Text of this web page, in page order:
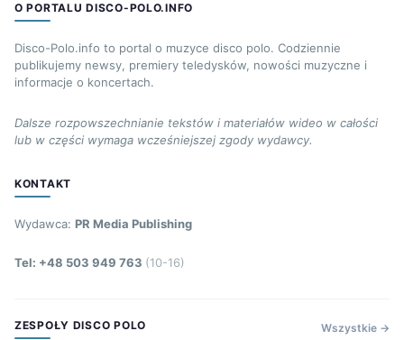
O PORTALU DISCO-POLO.INFO
Disco-Polo.info to portal o muzyce disco polo. Codziennie
publikujemy newsy, premiery teledysków, nowości muzyczne i
informacje o koncertach.
Dalsze rozpowszechnianie tekstów i materiałów wideo w całości
lub w części wymaga wcześniejszej zgody wydawcy.
KONTAKT
Wydawca: PR Media Publishing
Tel: +48 503 949 763 (10-16)
ZESPOŁY DISCO POLO Wszystkie →